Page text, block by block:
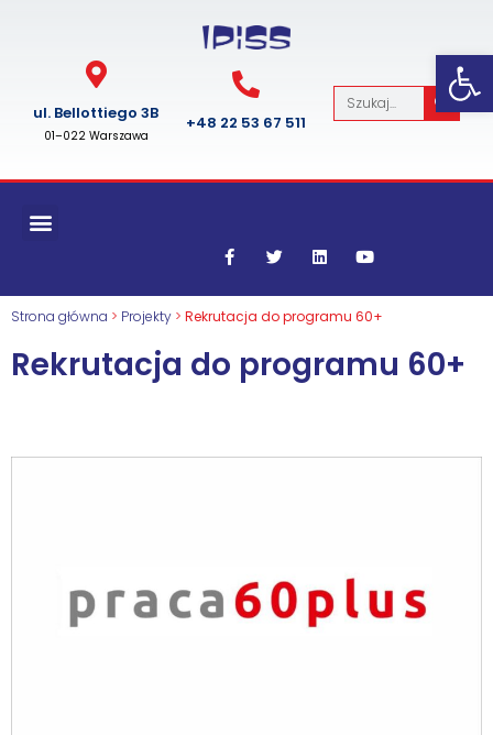
ul. Bel­lot­tiego 3B
01–022 Warszawa
+48 22 53 67 511
Strona główna > Projekty > Rekrutacja do programu 60+
Rekrutacja do programu 60+